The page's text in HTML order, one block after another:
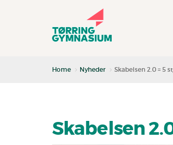
Home Nyheder Skabelsen 2.0 = 5
Skabelsen